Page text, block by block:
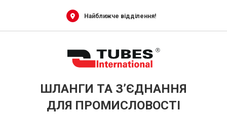
Найближче відділення!
ШЛАНГИ ТА З’ЄДНАННЯ
ДЛЯ ПРОМИСЛОВОСТІ